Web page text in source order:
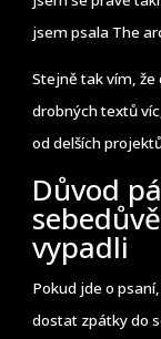
jsem psala The
Stejně tak vím,
drobných textů
od delších
Důvod
vypadli
Pokud jde o
dostat zpátky do